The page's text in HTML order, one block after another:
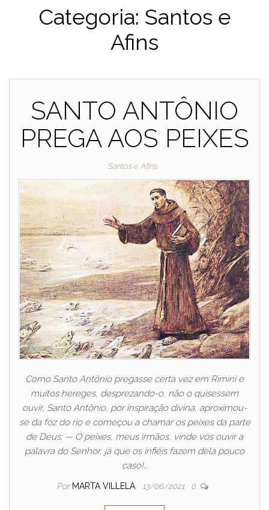
Categoria: Santos e
Afins
SANTO ANTÔNIO
PREGA AOS PEIXES
Santos e Afins
Como Santo Antônio pregasse certa vez em Rimini e
muitos hereges, desprezando-o, não o quisessem
ouvir, Santo Antônio, por inspiração divina, aproximou-
se da foz do rio e começou a chamar os peixes da parte
de Deus: — Ó peixes, meus irmãos, vinde vós ouvir a
palavra do Senhor, já que os infiéis fazem dela pouco
caso!…
Por MARTA VILLELA 13/06/2021 0